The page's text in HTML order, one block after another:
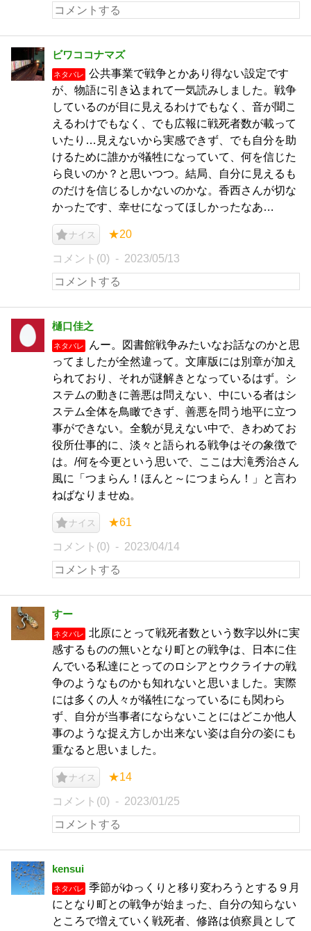
ビワココナマズ
ネタバレ
公共事業で戦争とかあり得ない設定です
が、物語に引き込まれて一気読みしました。戦争
しているのが目に見えるわけでもなく、音が聞こ
えるわけでもなく、でも広報に戦死者数が載って
いたり…見えないから実感できず、でも自分を助
けるために誰かが犠牲になっていて、何を信じた
ら良いのか？と思いつつ。結局、自分に見えるも
のだけを信じるしかないのかな。香西さんが切な
かったです、幸せになってほしかったなあ…
ナイス ★20
コメント(0) 2023/05/13
樋口佳之
ネタバレ
んー。図書館戦争みたいなお話なのかと思
ってましたが全然違って。文庫版には別章が加え
られており、それが謎解きとなっているはず。シ
ステムの動きに善悪は問えない、中にいる者はシ
ステム全体を鳥瞰できず、善悪を問う地平に立つ
事ができない。全貌が見えない中で、きわめてお
役所仕事的に、淡々と語られる戦争はその象徴で
は。/何を今更という思いで、ここは大滝秀治さん
風に「つまらん！ほんと～につまらん！」と言わ
ねばなりませぬ。
ナイス ★61
コメント(0) 2023/04/14
すー
ネタバレ
北原にとって戦死者数という数字以外に実
感するものの無いとなり町との戦争は、日本に住
んでいる私達にとってのロシアとウクライナの戦
争のようなものかも知れないと思いました。実際
には多くの人々が犠牲になっているにも関わら
ず、自分が当事者にならないことにはどこか他人
事のような捉え方しか出来ない姿は自分の姿にも
重なると思いました。
ナイス ★14
コメント(0) 2023/01/25
kensui
ネタバレ
季節がゆっくりと移り変わろうとする９月
にとなり町との戦争が始まった、自分の知らない
ところで増えていく戦死者、修路は偵察員として